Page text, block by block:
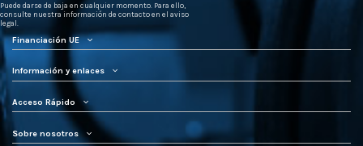
Puede darse de baja en cualquier momento. Para ello,
consulte nuestra información de contacto en el aviso
legal.
Financiación UE
Información y enlaces
Acceso Rápido
Sobre nosotros